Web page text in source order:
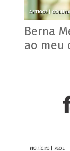
ARTIGOS |
Berna
ao meu
NOTÍCIAS | PSOL